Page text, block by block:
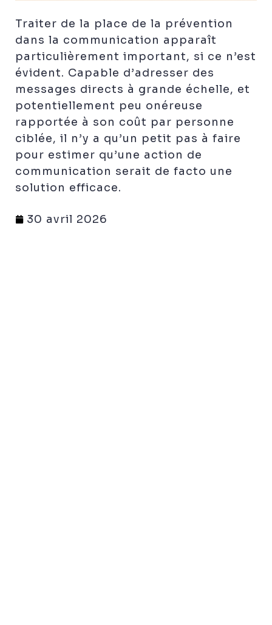
Traiter de la place de la prévention
dans la communication apparaît
particulièrement important, si ce n’est
évident. Capable d’adresser des
messages directs à grande échelle, et
potentiellement peu onéreuse
rapportée à son coût par personne
ciblée, il n’y a qu’un petit pas à faire
pour estimer qu’une action de
communication serait de facto une
solution efficace.
30 avril 2026